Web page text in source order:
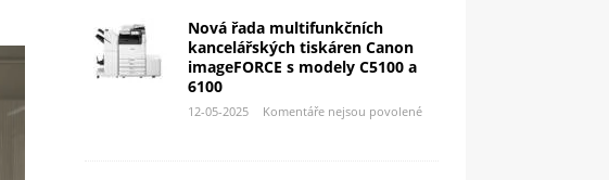
Nová řada multifunkčních
kancelářských tiskáren Canon
imageFORCE s modely C5100 a
6100
12-05-2025 Komentáře nejsou povolené